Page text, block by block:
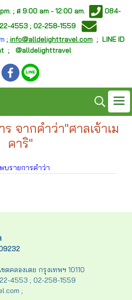
; ส 9:00 am - 12:00 am.
084-
4553 ; 02-258-1559
; info@alldelighttravel.com; LINE ID
; @alldelighttravel
จากคำว่า"ศาลเจ้าเม
คาริ"
บรายการคำว่า
คลองเตย กรุงเทพฯ 10110
4553 ; 02-258-1559
;